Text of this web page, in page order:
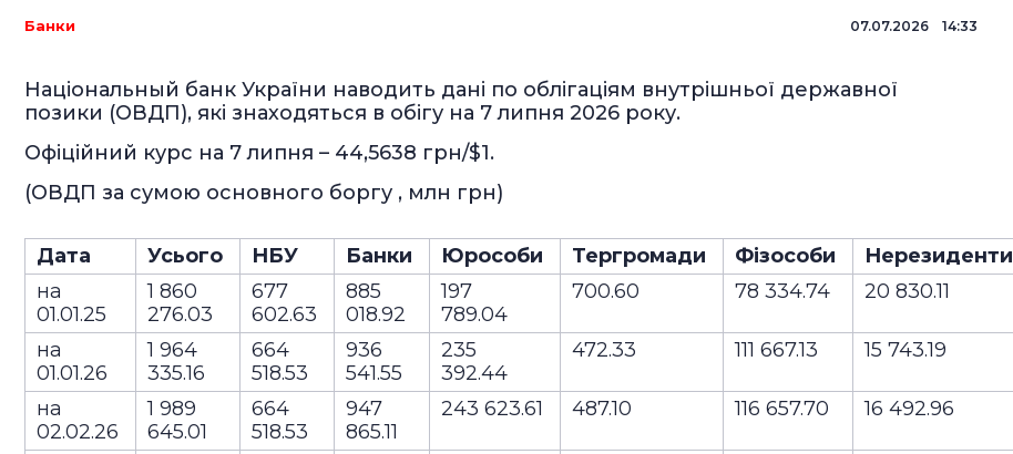
Банки 07.07.2026 14:33
Національный банк України наводить дані по облігаціям внутрішньої державної
позики (ОВДП), які знаходяться в обігу на 7 липня 2026 року.
Офіційний курс на 7 липня – 44,5638 грн/$1.
(ОВДП за сумою основного боргу , млн грн)
Дата Усього НБУ Банки Юрособи Тергромади Фізособи
Нерезиденти
на
01.01.25
1 860
276.03
677
602.63
885
018.92
197
789.04
700.60 78 334.74 20 830.11
на
01.01.26
1 964
335.16
664
518.53
936
541.55
235
392.44
472.33 111 667.13 15 743.19
на
02.02.26
1 989
645.01
664
518.53
947
865.11
243 623.61 487.10 116 657.70 16 492.96